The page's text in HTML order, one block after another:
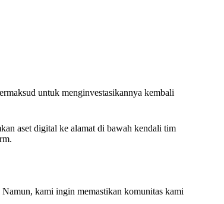
untuk menginvestasikannya kembali
aset digital ke alamat di bawah kendali tim
kami ingin memastikan komunitas kami